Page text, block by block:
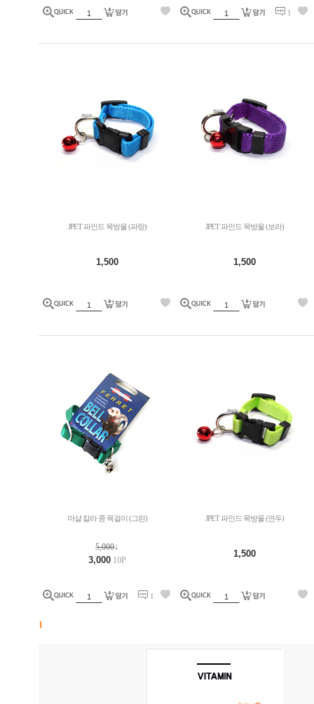
1
JPET 파인드 목방울 (파랑)
1,500
JPET 파인드 목방울 (보라)
1,500
마샬 칼라 종 목걸이 (그린)
5,000↓
3,000 10P
1
JPET 파인드 목방울 (연두)
1,500
1